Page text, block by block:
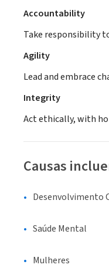
Accountability
Take responsibility
Agility
Lead and embrace
Integrity
Act ethically, with
Causas
Desenvolvimento
Saúde Mental
Mulheres